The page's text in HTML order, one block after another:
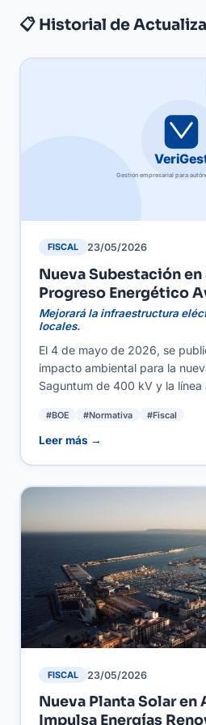
disminuir costes y contribuir a
📋 Historial de
FISCAL 23/05/2026
Nueva Subestación en
Progreso Energético
Mejorará la infraestructura
locales.
El 4 de mayo de 2026, se
impacto ambiental para la
Saguntum de 400 kV y la
Estos proyectos tienen como
fortalecer la red eléctrica de la
crecimiento y la
#BOE #Normativa #Fiscal
Leer más →
FISCAL 23/05/2026
Nueva Planta Solar en
Impulsa Energías